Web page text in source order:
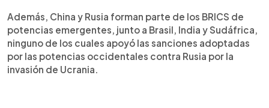
Además, China y Rusia forman parte de los BRICS de
potencias emergentes, junto a Brasil, India y Sudáfrica,
ninguno de los cuales apoyó las sanciones adoptadas
por las potencias occidentales contra Rusia por la
invasión de Ucrania.